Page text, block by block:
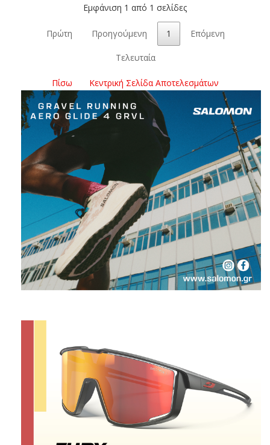
Εμφάνιση 1 από 1 σελίδες
Πρώτη Προηγούμενη 1 Επόμενη
Τελευταία
Πίσω Κεντρική Σελίδα Αποτελεσμάτων